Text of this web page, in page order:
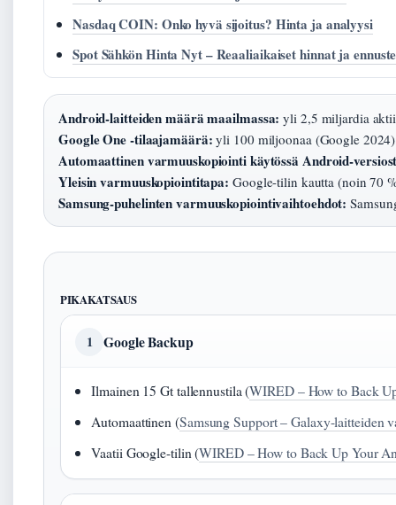
Nasdaq COIN: Onko hyvä sijoitus? Hinta ja analyysi
Spot Sähkön Hinta Nyt – Reaaliaikaiset hinnat ja
Android-laitteiden määrä maailmassa: yli 2,5 miljardia
Google One -tilaajamäärä: yli 100 miljoonaa (Google 2024)
Automaattinen varmuuskopiointi käytössä Android-
Yleisin varmuuskopiointitapa: Google-tilin kautta (noin 70
Samsung-puhelinten varmuuskopiointivaihtoehdot:
PIKAKATSAUS
1 Google Backup
Ilmainen 15 Gt tallennustila (WIRED – How to Back
Automaattinen (Samsung Support – Galaxy-laitteiden
Vaatii Google-tilin (WIRED – How to Back Up Your